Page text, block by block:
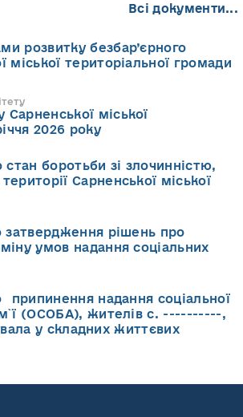
Всі документи...
розвитку безбар’єрного
міської територіальної громади
міської
2026 року
боротьби зі злочинністю,
Сарненської міської
рішень про
умов надання соціальних
надання соціальної
(ОСОБА), жителів с. ----------,
у складних життєвих